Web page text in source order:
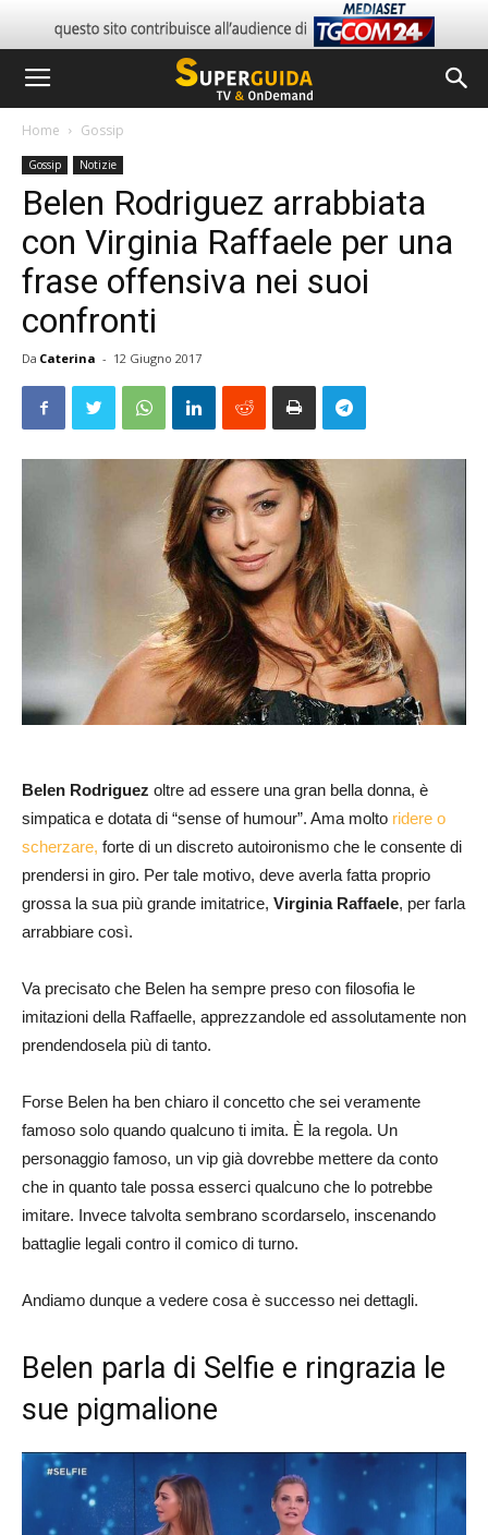
Home Gossip
Gossip Notizie
Belen Rodriguez arrabbiata
con Virginia Raffaele per una
frase offensiva nei suoi
confronti
Da Caterina - 12 Giugno 2017
Belen Rodriguez oltre ad essere una gran bella donna, è
simpatica e dotata di “sense of humour”. Ama molto ridere o
scherzare, forte di un discreto autoironismo che le consente di
prendersi in giro. Per tale motivo, deve averla fatta proprio
grossa la sua più grande imitatrice, Virginia Raffaele, per farla
arrabbiare così.
Va precisato che Belen ha sempre preso con filosofia le
imitazioni della Raffaelle, apprezzandole ed assolutamente non
prendendosela più di tanto.
Forse Belen ha ben chiaro il concetto che sei veramente
famoso solo quando qualcuno ti imita. È la regola. Un
personaggio famoso, un vip già dovrebbe mettere da conto
che in quanto tale possa esserci qualcuno che lo potrebbe
imitare. Invece talvolta sembrano scordarselo, inscenando
battaglie legali contro il comico di turno.
Andiamo dunque a vedere cosa è successo nei dettagli.
Belen parla di Selfie e ringrazia le
sue pigmalione